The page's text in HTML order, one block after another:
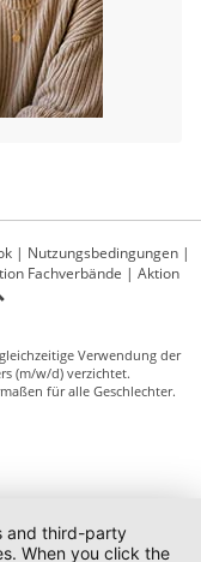
| Nutzungsbedingungen |
Fachverbände | Aktion
Verwendung der
(m/w/d) verzichtet.
für alle Geschlechter.
and third-party
When you click the